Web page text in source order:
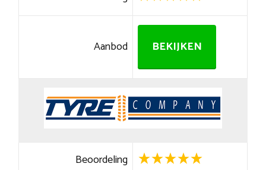
Aanbod BEKIJKEN
Beoordeling